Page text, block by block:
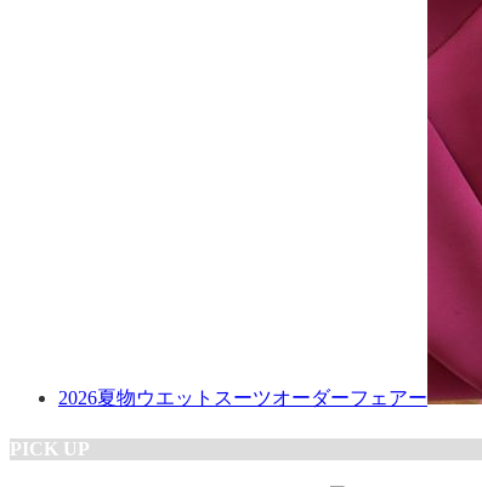
2026夏物ウエットスーツオーダーフェアー
PICK UP